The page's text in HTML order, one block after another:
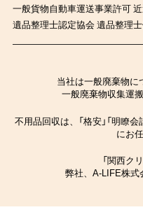
一般貨物自動車運送事業許可
遺品整理士認定協会 遺品整理
当社は一般廃棄物に
一般廃棄物収集運
不用品回収は、「格安」「明瞭
にお
「関西ク
弊社、A-LIFE株式